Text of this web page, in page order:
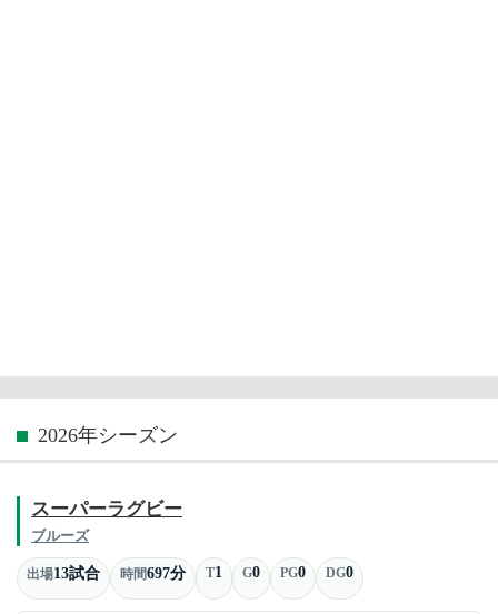
2026年シーズン
スーパーラグビー
ブルーズ
出場13試合 時間697分 T1 G0 PG0 DG0